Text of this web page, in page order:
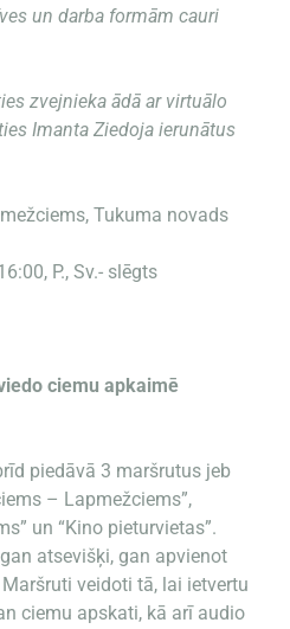
un darba formām cauri
zvejnieka ādā ar virtuālo
Imanta Ziedoja ierunātus
Tukuma novads
P., Sv.- slēgts
ciemu apkaimē
piedāvā 3 maršrutus jeb
– Lapmežciems”,
un “Kino pieturvietas”.
atsevišķi, gan apvienot
veidoti tā, lai ietvertu
ciemu apskati, kā arī audio